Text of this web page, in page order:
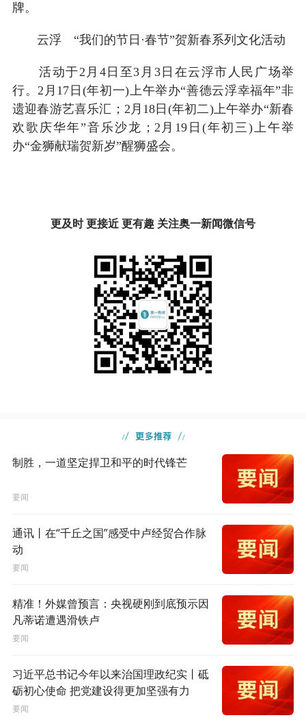
牌。
云浮 “我们的节日·春节”贺新春系列文化活动
活动于2月4日至3月3日在云浮市人民广场举
行。2月17日(年初一)上午举办“善德云浮幸福年”非
遗迎春游艺喜乐汇；2月18日(年初二)上午举办“新春
欢歌庆华年”音乐沙龙；2月19日(年初三)上午举
办“金狮献瑞贺新岁”醒狮盛会。
更及时 更接近 更有趣 关注奥一新闻微信号
制胜，一道坚定捍卫和平的时代锋芒
要闻
通讯丨在“千丘之国”感受中卢经贸合作脉
动
要闻
精准！外媒曾预言：央视硬刚到底预示因
凡蒂诺遭遇滑铁卢
要闻
习近平总书记今年以来治国理政纪实丨砥
砺初心使命 把党建设得更加坚强有力
要闻